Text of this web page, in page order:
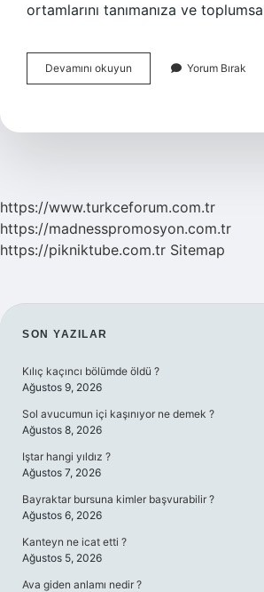
ortamlarını tanımanıza ve
Devamını okuyun
Görev
Yorum Bırak
https://www.turkceforum.com.tr
https://madnesspromosyon.com.tr
https://pikniktube.com.tr Sitemap
SIDEBAR
SON YAZILAR
Kılıç kaçıncı bölümde öldü ?
Ağustos 9, 2026
Sol avucumun içi kaşınıyor ne demek ?
Ağustos 8, 2026
Iştar hangi yıldız ?
Ağustos 7, 2026
Bayraktar bursuna kimler başvurabilir ?
Ağustos 6, 2026
Kanteyn ne icat etti ?
Ağustos 5, 2026
Ava giden anlamı nedir ?